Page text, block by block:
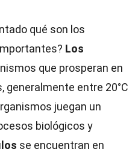
qué son los
Los
que prosperan en
entre 20°C
juegan un
biológicos y
se encuentran en